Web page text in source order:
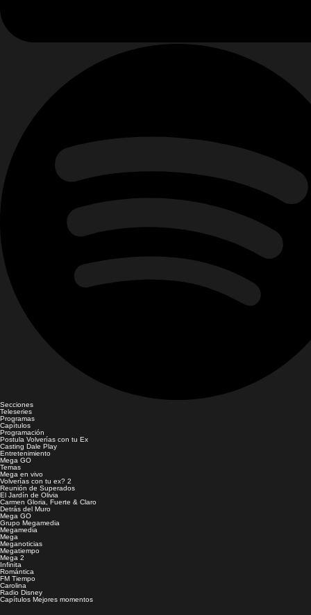
Secciones
Teleseries
Programas
Capítulos
Programación
Postula Volverías con tu Ex
Casting Dale Play
Entretenimiento
Mega GO
Temas
Mega en vivo
Volverías con tu ex? 2
Reunión de Superados
El Jardín de Olivia
Carmen Gloria, Fuerte & Claro
Detrás del Muro
Mega GO
Grupo Megamedia
Megamedia
Mega
Meganoticias
Megatiempo
Mega 2
Infinita
Romántica
FM Tiempo
Carolina
Radio Disney
Capítulos Mejores momentos